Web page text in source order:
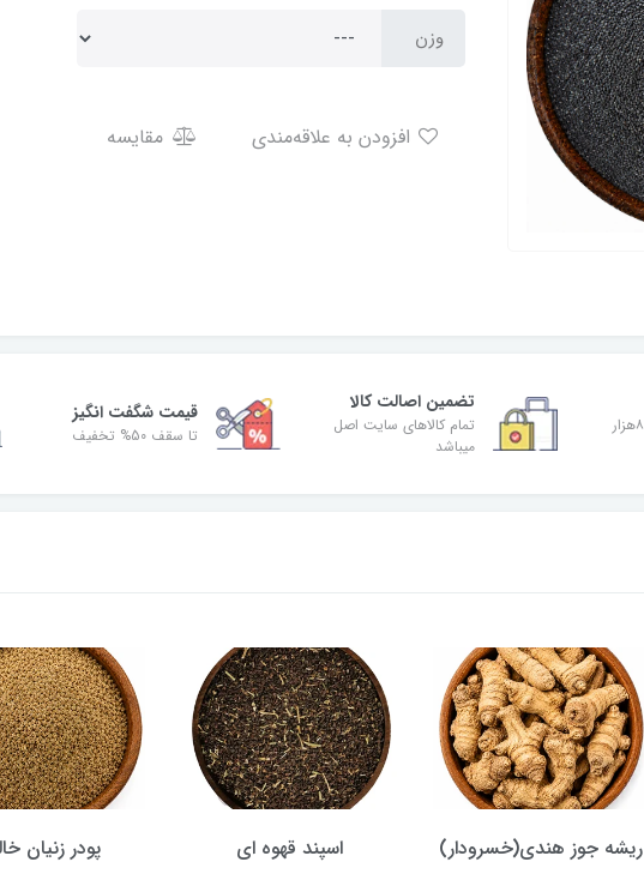
وزن
مقایسه
برای خرید بالای ۸۰۰هزار
تضمین اصالت کالا
تمام کالاهای سایت اصل
میباشد
قیمت شگفت انگیز
تا سقف 50% تخفیف
ریشه جوز هندی(خسرودار) اسپند قهوه ای پودر زنیان